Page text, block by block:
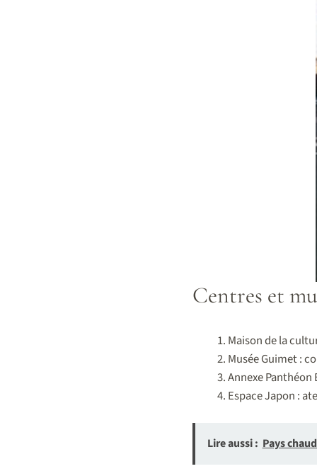
Centres et
Maison de la
Musée Guimet :
Annexe
Espace Japon :
Lire aussi : Pays